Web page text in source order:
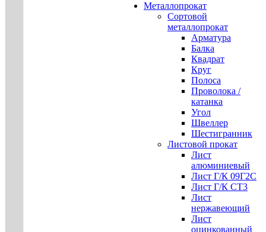
Металлопрокат
Сортовой
металлопрокат
Арматура
Балка
Квадрат
Круг
Полоса
Проволока /
катанка
Угол
Швеллер
Шестигранник
Листовой прокат
Лист
алюминиевый
Лист Г/К 09Г2С
Лист Г/К СТ3
Лист
нержавеющий
Лист
оцинкованный